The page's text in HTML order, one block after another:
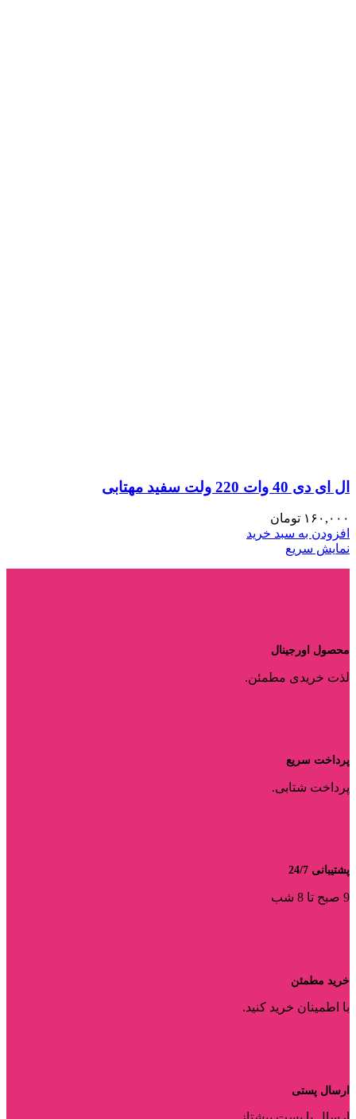
ال ای دی 40 وات 220 ولت سفید مهتابی
۱۶۰,۰۰۰ تومان
افزودن به سبد خرید
نمایش سریع
محصول اورجینال
لذت خریدی مطمئن.
پرداخت سریع
پرداخت شتابی.
پشتیبانی 24/7
9 صبح تا 8 شب
خرید مطمئن
با اطمینان خرید کنید.
ارسال پستی